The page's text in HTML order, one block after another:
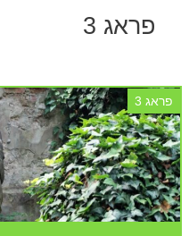
פראג 3
פראג 3